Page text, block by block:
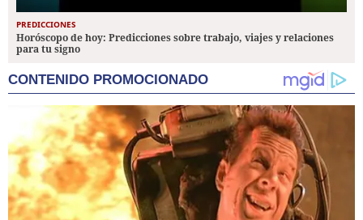
PREDICCIONES
Horóscopo de hoy: Predicciones sobre trabajo, viajes y relaciones
para tu signo
CONTENIDO PROMOCIONADO